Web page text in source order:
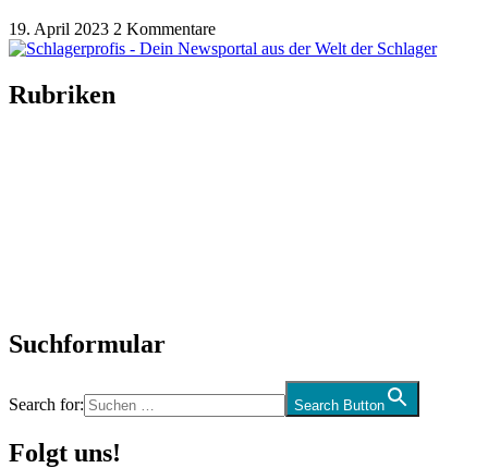
19. April 2023 2 Kommentare
Rubriken
Suchformular
Search for: Search Button
Folgt uns!